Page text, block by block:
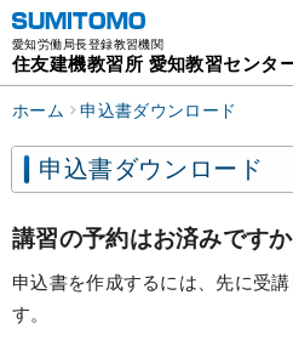
愛知労働局長登録教習機関
住友建機教習所 愛知教習センタ
ホーム 申込書ダウンロード
申込書ダウンロード
講習の予約はお済みですか
申込書を作成するには、先に受
す。